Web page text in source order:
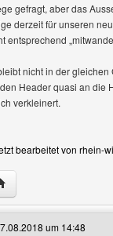
Profile
gefragt, aber das
derzeit für unseren
entsprechend
nicht in der
Header quasi an die
verkleinert.
bearbeitet von rhein-
dieses
um 14:48